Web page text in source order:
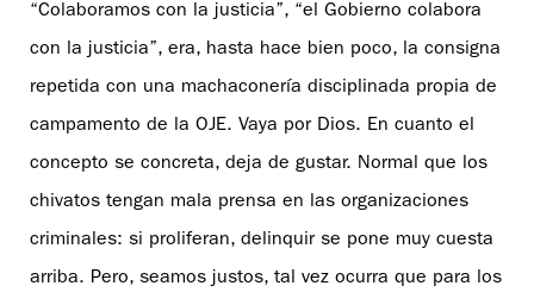
“Colaboramos con la justicia”, “el Gobierno colabora
con la justicia”, era, hasta hace bien poco, la consigna
repetida con una machaconería disciplinada propia de
campamento de la OJE. Vaya por Dios. En cuanto el
concepto se concreta, deja de gustar. Normal que los
chivatos tengan mala prensa en las organizaciones
criminales: si proliferan, delinquir se pone muy cuesta
arriba. Pero, seamos justos, tal vez ocurra que para los